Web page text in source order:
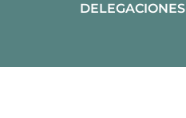
DELEGACIONES